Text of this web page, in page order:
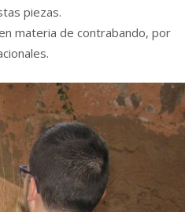
piezas.
materia de contrabando, por